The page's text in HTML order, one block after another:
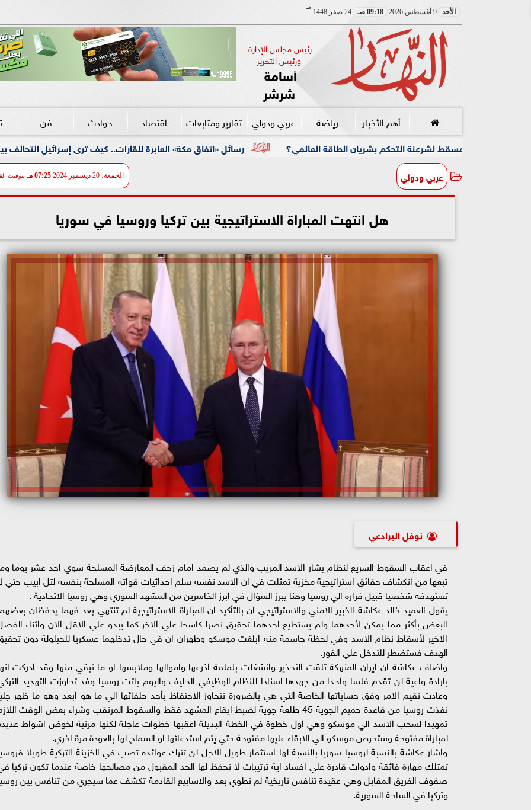
الأحد 9 أغسطس 2026 09:18 صـ 24 صفر 1448
هـ
رئيس مجلس الإدارة
ورئيس التحرير
أسامة
شرشر
أهم الأخبار رياضة عربي ودولي تقارير ومتابعات اقتصاد حوادث فن
رسائل «اتفاق مكة» العابرة للقارات.. كيف ترى إسرائيل التحالف بين السعودية وتركيا التحكم بشريان الطاقة العالمي؟
عربي ودولي الجمعة، 20 ديسمبر 2024 07:25 مـ بتوقيت
هل انتهت المباراة الاستراتيجية بين تركيا وروسيا في سوريا
نوفل البرادعي
في اعقاب السقوط السريع لنظام بشار الاسد المريب والذي لم يصمد امام زحف المعارضة المسلحة سوي احد عشر يوما
تبعها من انكشاف حقائق استراتيجية مخزية تمثلت في ان الاسد نفسه سلم احداثيات قواته المسلحة بنفسه لتل ابيب حتي
تستهدفه شخصيا قبيل فراره الي روسيا وهنا يبرز السؤال في ابرز الخاسرين من المشهد السوري وهي روسيا الاتحادية .
يقول العميد خالد عكاشة الخبير الامني والاستراتيجي ان بالتأكيد ان المباراة الاستراتيجية لم تنتهي بعد فهما يحفظان
البعض بأكثر مما يمكن لأحدهما ولم يستطيع احدهما تحقيق نصرا كاسحا علي الاخر كما يبدو علي الاقل الان واثناء
الاخير لأسقاط نظام الاسد وفي لحظة حاسمة منه ابلغت موسكو وطهران ان في حال تدخلهما عسكريا للحيلولة دون
الهدف فستضطر للتدخل علي الفور.
واضاف عكاشة ان ايران المنهكة تلقت التحذير وانشغلت بلملمة اذرعها واموالها وملابسها او ما تبقي منها وقد ادركت
بارادة واعية لن تقدم فلسا واحدا من جهدها اسنادا للنظام الوظيفي الحليف واليوم باتت روسيا وفد تحاوزت التهديد
وعادت تقيم الامر وفق حساباتها الخاصة التي هي بالضرورة تتحاوز الاحتفاظ بأحد حلفائها الي ما هو ابعد وهو ما ظهر
نفذت روسيا من قاعدة حميم الجوية 45 طلعة جوية لضبط ايقاع المشهد فقط والسقوط المرتقب وشراء بعض الوقت
تمهيدا لسحب الاسد الي موسكو وهي اول خطوة في الخطة البديلة اعقبها خطوات عاجلة لكنها مرتبة لخوض اشواط
لمباراة مفتوحة وستحرص موسكو الي الابقاء عليها مفتوحة حتي يتم استدعائها او السماح لها بالعودة مرة اخري.
واشار عكاشة بالنسبة لروسيا سوريا بالنسبة لها استثمار طويل الاجل لن تترك عوائده تصب في الخزينة التركية طويلا
تمتلك مهارة فائقة وادوات قادرة علي افساد اية ترتيبات لا تحفظ لها الحد المقبول من مصالحها خاصة عندما تكون تركيا
صفوف الفريق المقابل وهي عقيدة تنافس تاريخية لم تطوي بعد والاسابيع القادمة تكشف عما سيجري من تنافس بين
وتركيا في الساحة السورية.